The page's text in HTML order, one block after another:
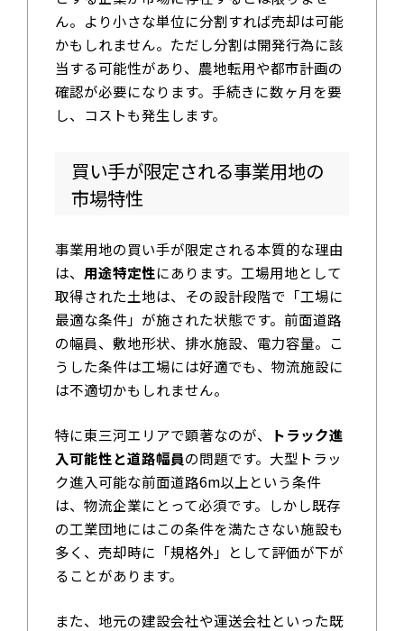
ん。より小さな単位に分割すれば売却は可能
かもしれません。ただし分割は開発行為に該
当する可能性があり、農地転用や都市計画の
確認が必要になります。手続きに数ヶ月を要
し、コストも発生します。
買い手が限定される事業用地の
市場特性
事業用地の買い手が限定される本質的な理由
は、 用途特定性にあります。工場用地として
取得された土地は、その設計段階で「工場に
最適な条件」が施された状態です。前面道路
の幅員、敷地形状、排水施設、電力容量。こ
うした条件は工場には好適でも、物流施設に
は不適切かもしれません。
特に東三河エリアで顕著なのが、
トラック進
入可能性と道路幅員の問題です。大型トラッ
ク進入可能な前面道路6m以上という条件
は、物流企業にとって必須です。しかし既存
の工業団地にはこの条件を満たさない施設も
多く、売却時に「規格外」として評価が下が
ることがあります。
また、地元の建設会社や運送会社といった既